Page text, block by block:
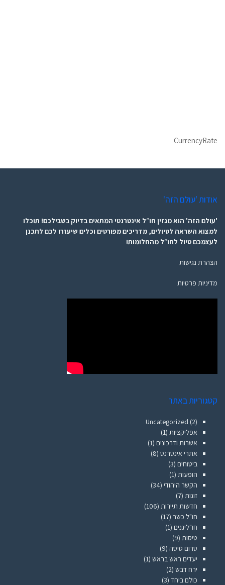
CurrencyRate
אודות 'עולם הזה'
'עולם הזה' הוא מגזין חו״ל אינטרנטי המתאים בדיוק בשבילכם! תוכלו
למצוא השראה לטיולים, מדריכים מפורטים וכלים שיעזרו לכם לתכנן
לעצמכם טיול לחו״ל מהחלומות!
הצהרת נגישות
מדיניות פרטיות
קטגוריות באתר
Uncategorized (2)
אפליקציות (1)
אשרות ודרכונים (1)
אתרי אינטרנט (8)
ביטוחים (3)
הופעות (1)
הקשר היהודי (34)
זוגות (7)
חדשות תיירות (106)
חו"ל כשר (17)
חו"ליגנים (1)
טיסות (9)
טרום טיסה (9)
יעדים ראש בראש (1)
ירח דבש (2)
כולם ביחד (3)